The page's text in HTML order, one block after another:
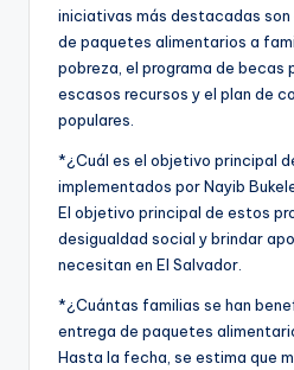
iniciativas más destacadas son
de paquetes alimentarios a
pobreza, el programa de becas
escasos recursos y el plan de
populares.
*¿Cuál es el objetivo principal
implementados por Nayib
El objetivo principal de estos
desigualdad social y brindar
necesitan en El Salvador.
*¿Cuántas familias se han
entrega de paquetes
Hasta la fecha, se estima que